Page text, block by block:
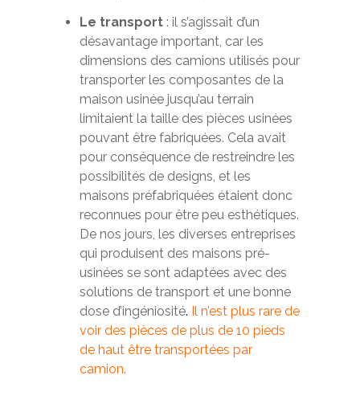
Le transport : il s’agissait d’un
désavantage important, car les
dimensions des camions utilisés pour
transporter les composantes de la
maison usinée jusqu’au terrain
limitaient la taille des pièces usinées
pouvant être fabriquées. Cela avait
pour conséquence de restreindre les
possibilités de designs, et les
maisons préfabriquées étaient donc
reconnues pour être peu esthétiques.
De nos jours, les diverses entreprises
qui produisent des maisons pré-
usinées se sont adaptées avec des
solutions de transport et une bonne
dose d’ingéniosité. Il n’est plus rare de
voir des pièces de plus de 10 pieds
de haut être transportées par
camion.